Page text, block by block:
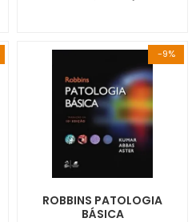
-9%
ROBBINS PATOLOGIA
BÁSICA